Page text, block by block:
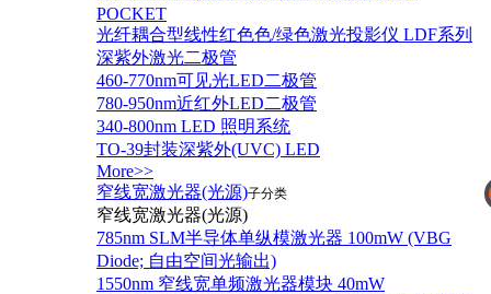
POCKET
光纤耦合型线性红色色/绿色激光投影仪 LDF系列
深紫外激光二极管
460-770nm可见光LED二极管
780-950nm近红外LED二极管
340-800nm LED 照明系统
TO-39封装深紫外(UVC) LED
More>>
窄线宽激光器(光源)子分类
窄线宽激光器(光源)
785nm SLM半导体单纵模激光器 100mW (VBG
Diode; 自由空间光输出)
1550nm 窄线宽单频激光器模块 40mW